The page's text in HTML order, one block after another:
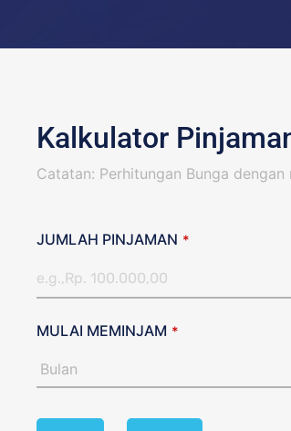
Kalkulator
Catatan: Perhitungan Bunga
JUMLAH PINJAMAN *
MULAI MEMINJAM *